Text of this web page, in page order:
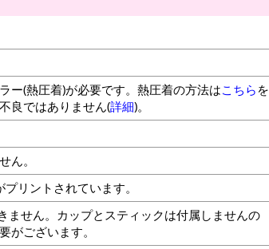
ー(熱圧着)が必要です。熱圧着の方法はこちら を
良ではありません(詳細)。
ん。
リントされています。
ません。カップとスティックは付属しませんの
がございます。